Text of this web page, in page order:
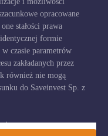
opracowane
stałości prawa
formie
czasie parametrów
zakładanych przez
również nie mogą
do Saveinvest Sp. z